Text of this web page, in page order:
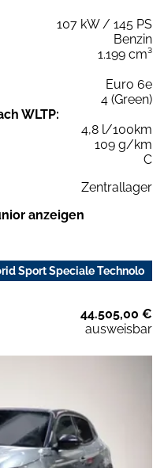
107 kW / 145 PS
Benzin
1.199 cm³
Euro 6e
4 (Green)
WLTP:
4,8 l/100km
109 g/km
C
Zentrallager
anzeigen
Sport Speciale Technolo
44.505,00 €
ausweisbar